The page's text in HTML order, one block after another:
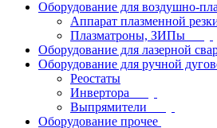
Оборудование для воздушно-
Аппарат плазменной
Плазматроны, ЗИПы
Оборудование для лазерной
Оборудование для ручной
Реостаты
Инвертора
Выпрямители
Оборудование прочее